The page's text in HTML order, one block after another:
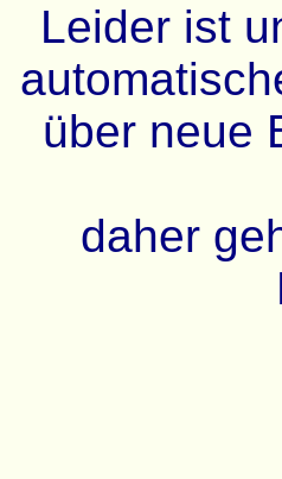
Leider ist
über neue
daher